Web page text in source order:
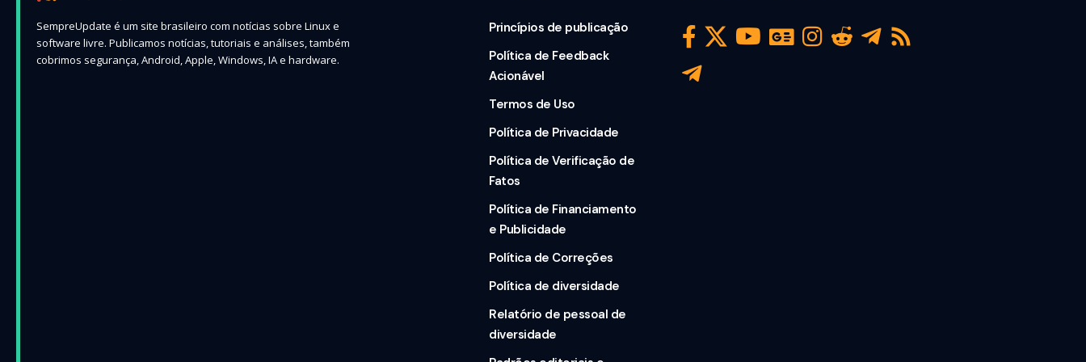
SempreUpdate é um site brasileiro com notícias sobre Linux e
software livre. Publicamos notícias, tutoriais e análises, também
cobrimos segurança, Android, Apple, Windows, IA e hardware.
Princípios de publicação
Política de Feedback
Acionável
Termos de Uso
Política de Privacidade
Política de Verificação de
Fatos
Política de Financiamento
e Publicidade
Política de Correções
Política de diversidade
Relatório de pessoal de
diversidade